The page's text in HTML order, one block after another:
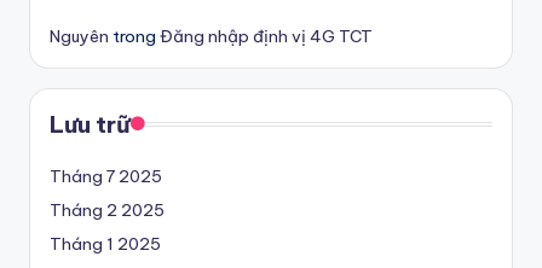
m
m
u
x
e
Nguyên trong Đăng nhập định vị 4G TCT
Lưu trữ
Tháng 7 2025
Tháng 2 2025
Tháng 1 2025